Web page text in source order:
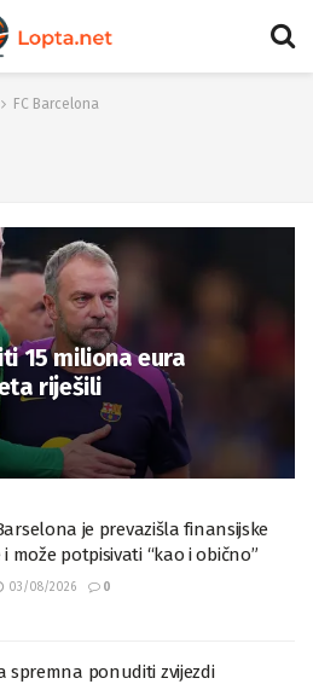
FC Barcelona
15 miliona eura
riješili
je prevazišla finansijske
može potpisivati “kao i obično”
03/08/2026 0
spremna ponuditi zvijezdi